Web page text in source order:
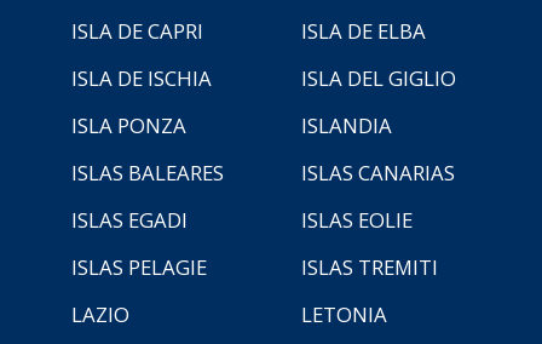
ISLA DE CAPRI
ISLA DE ELBA
ISLA DE ISCHIA
ISLA DEL GIGLIO
ISLA PONZA
ISLANDIA
ISLAS BALEARES
ISLAS CANARIAS
ISLAS EGADI
ISLAS EOLIE
ISLAS PELAGIE
ISLAS TREMITI
LAZIO
LETONIA